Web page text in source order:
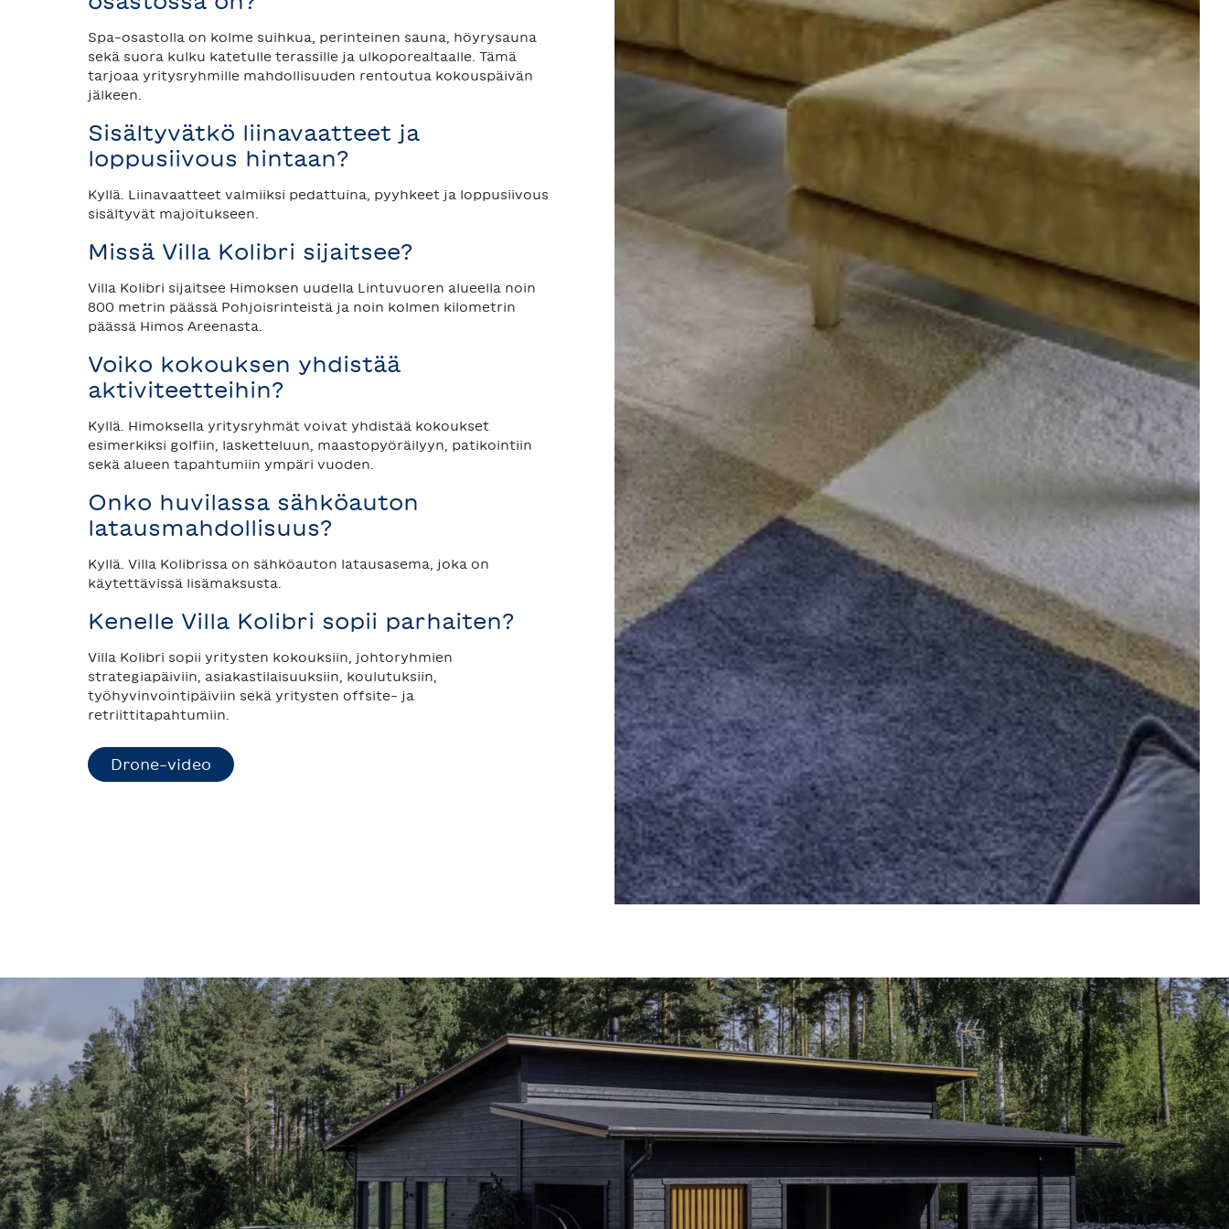
Spa-osastolla on kolme suihkua, perinteinen sauna, höyrysauna
sekä suora kulku katetulle terassille ja ulkoporealtaalle. Tämä
tarjoaa yritysryhmille mahdollisuuden rentoutua kokouspäivän
jälkeen.
Sisältyvätkö liinavaatteet ja
loppusiivous hintaan?
Kyllä. Liinavaatteet valmiiksi pedattuina, pyyhkeet ja loppusiivous
sisältyvät majoitukseen.
Missä Villa Kolibri sijaitsee?
Villa Kolibri sijaitsee Himoksen uudella Lintuvuoren alueella noin
800 metrin päässä Pohjoisrinteistä ja noin kolmen kilometrin
päässä Himos Areenasta.
Voiko kokouksen yhdistää
aktiviteetteihin?
Kyllä. Himoksella yritysryhmät voivat yhdistää kokoukset
esimerkiksi golfiin, lasketteluun, maastopyöräilyyn, patikointiin
sekä alueen tapahtumiin ympäri vuoden.
Onko huvilassa sähköauton
latausmahdollisuus?
Kyllä. Villa Kolibrissa on sähköauton latausasema, joka on
käytettävissä lisämaksusta.
Kenelle Villa Kolibri sopii parhaiten?
Villa Kolibri sopii yritysten kokouksiin, johtoryhmien
strategiapäiviin, asiakastilaisuuksiin, koulutuksiin,
työhyvinvointipäiviin sekä yritysten offsite- ja
retriittitapahtumiin.
Drone-video